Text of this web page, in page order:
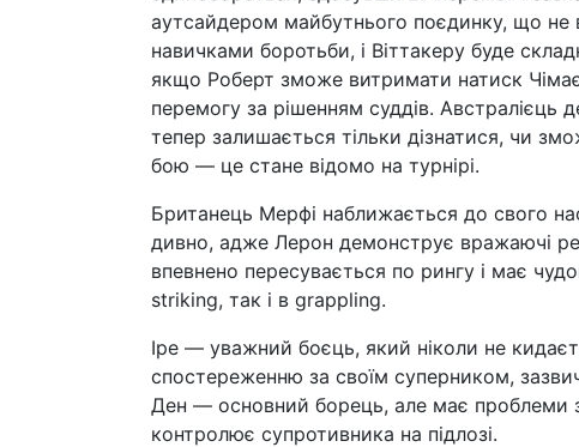
аутсайдером майбутнього поєдинку, що не
навичками боротьби, і Віттакеру буде
якщо Роберт зможе витримати натиск
перемогу за рішенням суддів. Австралієць
тепер залишається тільки дізнатися, чи
бою — це стане відомо на турнірі.
Британець Мерфі наближається до свого
дивно, адже Лерон демонструє вражаючі
впевнено пересувається по рингу і має
striking, так і в grappling.
Іре — уважний боєць, який ніколи не
спостереженню за своїм суперником,
Ден — основний борець, але має проблеми
контролює супротивника на підлозі.